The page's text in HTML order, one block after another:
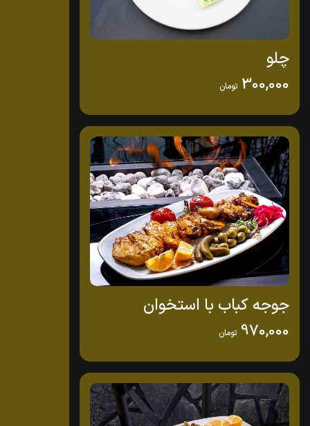
چلو
300,000 تومان
جوجه کباب با استخوان
970,000 تومان